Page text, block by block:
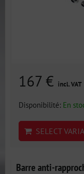
167 € incl. VAT
Disponibilité: En
SELECT
Barre anti-